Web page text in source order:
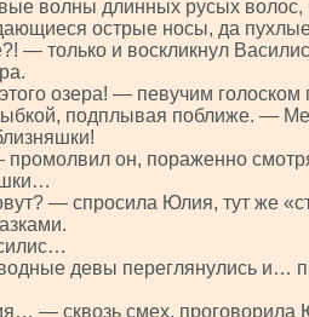
волны длинных русых
острые носы, да
— только и воскликнул
озера! — певучим голоском
подплывая поближе. —
он, пораженно
— спросила Юлия, тут же
девы переглянулись и…
— сквозь смех, проговорила